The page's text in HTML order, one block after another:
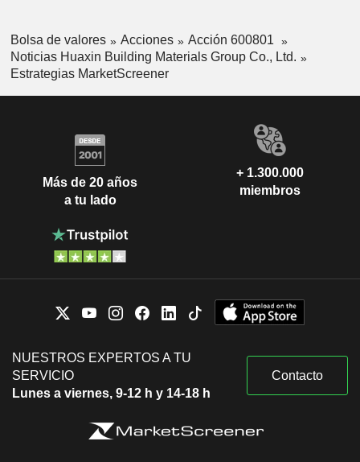
Bolsa de valores Acciones
Acción 600801
Noticias Huaxin Building Materials Group Co., Ltd.
Estrategias MarketScreener
Más de 20 años
a tu lado
+ 1.300.000
miembros
NUESTROS EXPERTOS A TU
SERVICIO
Lunes a viernes, 9-12 h y 14-18 h
Contacto